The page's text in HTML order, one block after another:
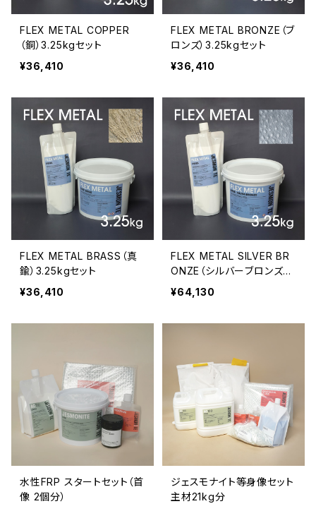
FLEX METAL COPPER
（銅）3.25kgセット
¥36,410
FLEX METAL BRONZE（ブ
ロンズ）3.25kgセット
¥36,410
FLEX METAL BRASS（真
鍮）3.25kgセット
¥36,410
FLEX METAL SILVER BR
ONZE（シルバーブロンズ）
3.25kgセット
¥64,130
水性FRP スタートセット（首
像 2個分）
ジェスモナイト等身像セット
主材21kg分